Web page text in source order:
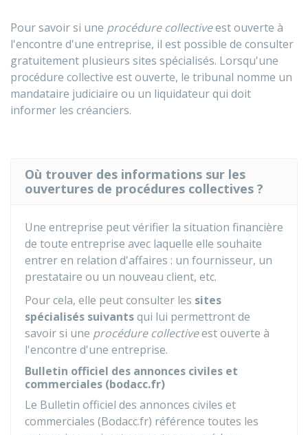
Pour savoir si une procédure collectiveest ouverte à
l'encontre d'une entreprise, il est possible de consulter
gratuitement plusieurs sites spécialisés. Lorsqu'une
procédure collective est ouverte, le tribunal nomme un
mandataire judiciaire ou un liquidateur qui doit
informer les créanciers.
Où trouver des informations sur les
ouvertures de procédures collectives ?
Une entreprise peut vérifier la situation financière
de toute entreprise avec laquelle elle souhaite
entrer en relation d'affaires : un fournisseur, un
prestataire ou un nouveau client, etc.
Pour cela, elle peut consulter les sites
spécialisés suivantsqui lui permettront de
savoir si une procédure collectiveest ouverte à
l'encontre d'une entreprise.
Bulletin officiel des annonces civiles et
commerciales (bodacc.fr)
Le Bulletin officiel des annonces civiles et
commerciales (Bodacc.fr) référence toutes les